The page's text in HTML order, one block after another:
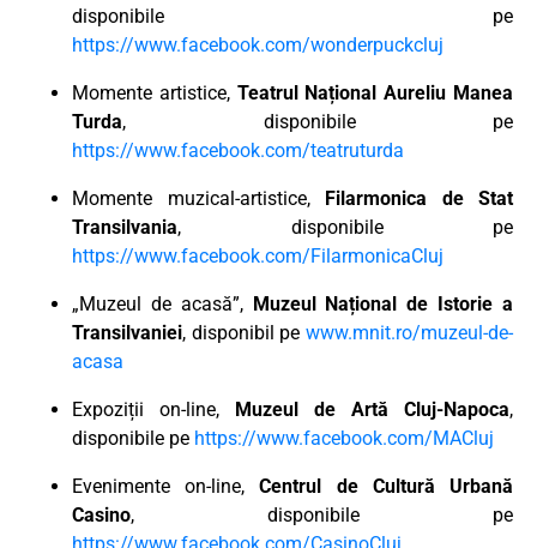
disponibile pe
https://www.facebook.com/wonderpuckcluj
Momente artistice, Teatrul Național Aureliu Manea
Turda, disponibile pe
https://www.facebook.com/teatruturda
Momente muzical-artistice, Filarmonica de Stat
Transilvania, disponibile pe
https://www.facebook.com/FilarmonicaCluj
„Muzeul de acasă”, Muzeul Național de Istorie a
Transilvaniei, disponibil pe www.mnit.ro/muzeul-de-
acasa
Expoziții on-line, Muzeul de Artă Cluj-Napoca,
disponibile pe https://www.facebook.com/MACluj
Evenimente on-line,Centrul de Cultură Urbană
Casino, disponibile pe
https://www.facebook.com/CasinoCluj